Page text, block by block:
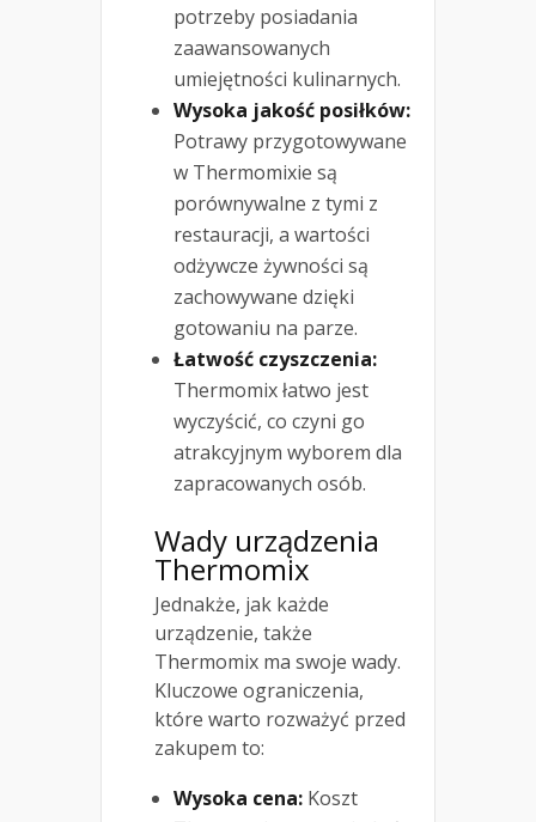
potrzeby posiadania
zaawansowanych
umiejętności kulinarnych.
Wysoka jakość posiłków:
Potrawy przygotowywane
w Thermomixie są
porównywalne z tymi z
restauracji, a wartości
odżywcze żywności są
zachowywane dzięki
gotowaniu na parze.
Łatwość czyszczenia:
Thermomix łatwo jest
wyczyścić, co czyni go
atrakcyjnym wyborem dla
zapracowanych osób.
Wady urządzenia
Thermomix
Jednakże, jak każde
urządzenie, także
Thermomix ma swoje wady.
Kluczowe ograniczenia,
które warto rozważyć przed
zakupem to:
Wysoka cena: Koszt